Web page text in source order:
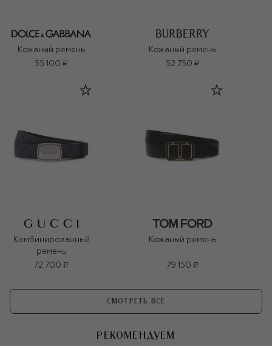
Кожаный ремень
55 100 ₽
Кожаный ремень
52 750 ₽
Комбинированный
ремень
72 700 ₽
Кожаный ремень
79 150 ₽
СМОТРЕТЬ ВСЕ
РЕКОМЕНДУЕМ